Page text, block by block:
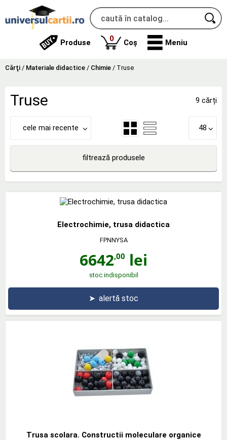
Produse 0produse
Coș Meniu
Cărţi / Materiale didactice / Chimie / Truse
Truse 9 cărți
cele mai recente 48
filtrează produsele
Electrochimie, trusa didactica
FPNNYSA
6642,00 lei
stoc indisponibil
➤ alertă stoc
Trusa scolara. Constructii moleculare organice